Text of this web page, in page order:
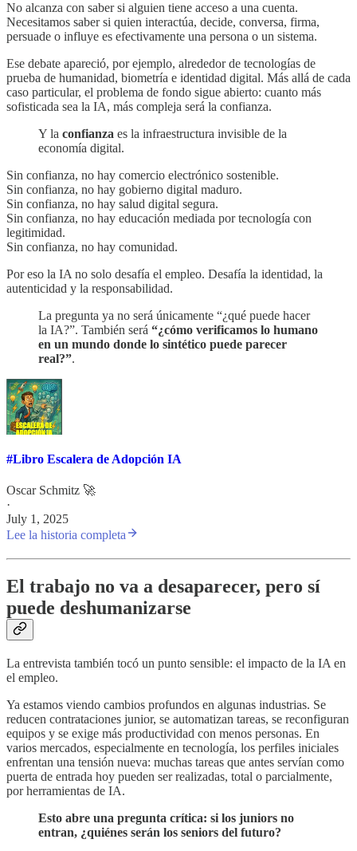
No alcanza con saber si alguien tiene acceso a una cuenta.
Necesitamos saber si quien interactúa, decide, conversa, firma,
persuade o influye es efectivamente una persona o un sistema.
Ese debate apareció, por ejemplo, alrededor de tecnologías de
prueba de humanidad, biometría e identidad digital. Más allá de cada
caso particular, el problema de fondo sigue abierto: cuanto más
sofisticada sea la IA, más compleja será la confianza.
Y la confianza es la infraestructura invisible de la
economía digital.
Sin confianza, no hay comercio electrónico sostenible.
Sin confianza, no hay gobierno digital maduro.
Sin confianza, no hay salud digital segura.
Sin confianza, no hay educación mediada por tecnología con
legitimidad.
Sin confianza, no hay comunidad.
Por eso la IA no solo desafía el empleo. Desafía la identidad, la
autenticidad y la responsabilidad.
La pregunta ya no será únicamente “¿qué puede hacer
la IA?”. También será “¿cómo verificamos lo humano
en un mundo donde lo sintético puede parecer
real?”.
#Libro Escalera de Adopción IA
Oscar Schmitz 🚀
·
July 1, 2025
Lee la historia completa
El trabajo no va a desaparecer, pero sí
puede deshumanizarse
La entrevista también tocó un punto sensible: el impacto de la IA en
el empleo.
Ya estamos viendo cambios profundos en algunas industrias. Se
reducen contrataciones junior, se automatizan tareas, se reconfiguran
equipos y se exige más productividad con menos personas. En
varios mercados, especialmente en tecnología, los perfiles iniciales
enfrentan una tensión nueva: muchas tareas que antes servían como
puerta de entrada hoy pueden ser realizadas, total o parcialmente,
por herramientas de IA.
Esto abre una pregunta crítica: si los juniors no
entran, ¿quiénes serán los seniors del futuro?